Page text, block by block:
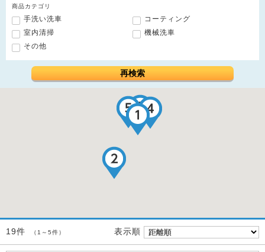
商品カテゴリ
手洗い洗車
コーティング
室内清掃
機械洗車
その他
再検索
19件 （1～5件） 表示順